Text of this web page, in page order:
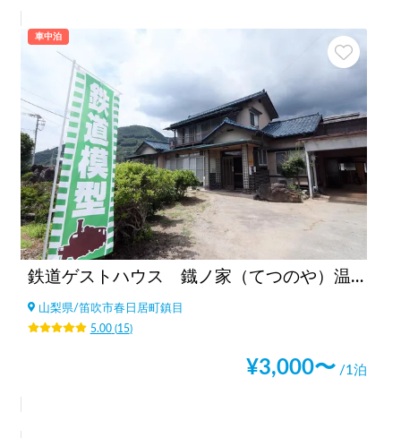
車中泊
鉄道ゲストハウス 鐡ノ家（てつのや）温泉利用オプションあり
山梨県/笛吹市春日居町鎮目
5.00(15)
¥3,000〜 /1泊